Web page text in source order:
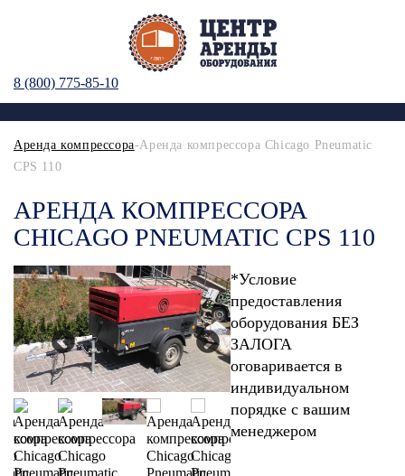
8 (800) 775-85-10
Аренда компрессора-Аренда компрессора Chicago Pneumatic
CPS 110
АРЕНДА КОМПРЕССОРА
CHICAGO PNEUMATIC CPS 110
*Условие
предоставления
оборудования БЕЗ
ЗАЛОГА
оговаривается в
индивидуальном
порядке с вашим
менеджером